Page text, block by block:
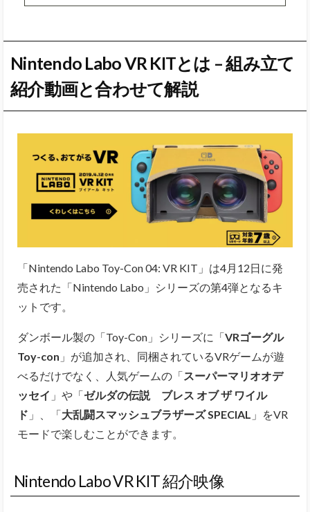
Nintendo Labo VR KITとは – 組み立て
紹介動画と合わせて解説
「Nintendo Labo Toy-Con 04: VR KIT」は4月12日に発
売された「Nintendo Labo」シリーズの第4弾となるキ
ットです。
ダンボール製の「Toy-Con」シリーズに「VRゴーグル
Toy-con 」が追加され、同梱されているVRゲームが遊
べるだけでなく、人気ゲームの「スーパーマリオオデ
ッセイ 」や「ゼルダの伝説 ブレス オブ ザ ワイル
ド 」、「大乱闘スマッシュブラザーズ SPECIAL 」をVR
モードで楽しむことができます。
Nintendo Labo VR KIT 紹介映像